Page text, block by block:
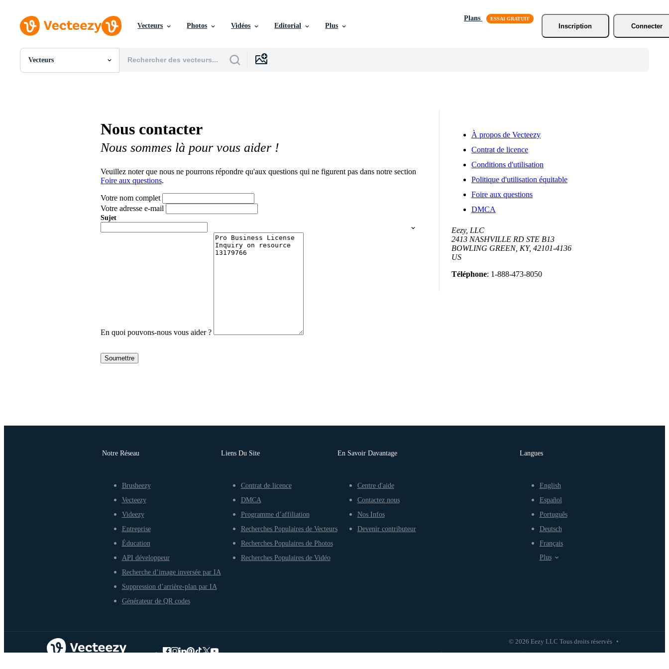
Vecteurs Photos Vidéos Editorial Plus
Plans
Inscription
Connecter
Vecteurs
Toutes Images
Événements Éditoriaux
Nous contacter
Nous sommes là pour vous aider !
Veuillez noter que nous ne pourrons répondre qu'aux questions qui ne figurent pas dans notre section
Foire aux questions.
Votre nom complet
Votre adresse e-mail
Sujet
En quoi pouvons-nous vous aider ?
Soumettre
À propos de Vecteezy
Contrat de licence
Conditions d'utilisation
Politique d'utilisation équitable
Foire aux questions
DMCA
Eezy, LLC
2413 NASHVILLE RD STE B13
BOWLING GREEN, KY, 42101-4136
US
Téléphone: 1-888-473-8050
Notre Réseau
Brusheezy
Vecteezy
Videezy
Entreprise
Éducation
API développeur
Recherche d’image inversée par IA
Suppression d’arrière-plan par IA
Générateur de QR codes
Liens Du Site
Contrat de licence
DMCA
Programme d’affiliation
Recherches Populaires de Vecteurs
Recherches Populaires de Photos
Recherches Populaires de Vidéo
En Savoir Davantage
Centre d'aide
Contactez nous
Nos Infos
Devenir contributeur
© 2026 Eezy LLC Tous droits réservés •
Langues
English
Español
Português
Deutsch
Français
Plus